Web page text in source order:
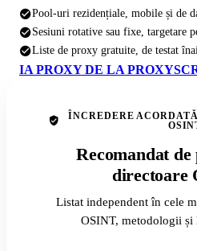
Pool-uri rezidențiale, mobile și de
Sesiuni rotative sau fixe, targetare
Liste de proxy gratuite, de testat
IA PROXY DE LA
ÎNCREDERE
Recomandat
directoare
Listat independent în cele
OSINT, metodologii și